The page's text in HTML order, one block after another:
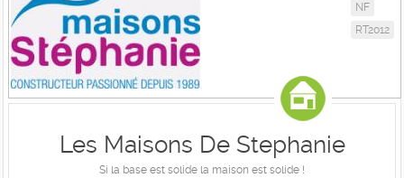
NF
RT2012
Les Maisons De Stephanie
Si la base est solide la maison est solide !